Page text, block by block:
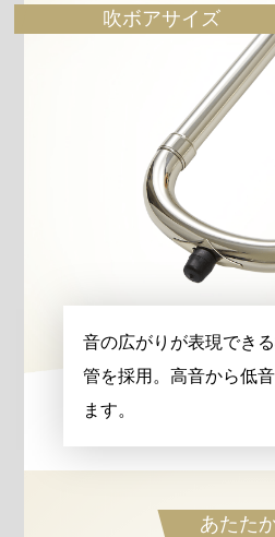
吹ボアサイズ
音の広がりが表現でき
管を採用。高音から低
ます。
あたた